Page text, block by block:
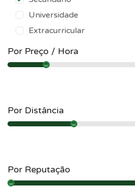
Universidade
Extracurricular
Por Preço / Hora
Por Distância
Por Reputação